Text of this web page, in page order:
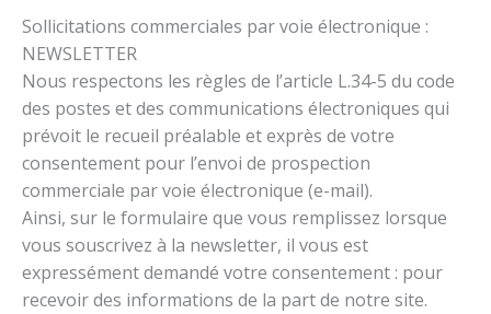
Sollicitations commerciales par voie électronique :
NEWSLETTER
Nous respectons les règles de l’article L.34-5 du code
des postes et des communications électroniques qui
prévoit le recueil préalable et exprès de votre
consentement pour l’envoi de prospection
commerciale par voie électronique (e-mail).
Ainsi, sur le formulaire que vous remplissez lorsque
vous souscrivez à la newsletter, il vous est
expressément demandé votre consentement : pour
recevoir des informations de la part de notre site.